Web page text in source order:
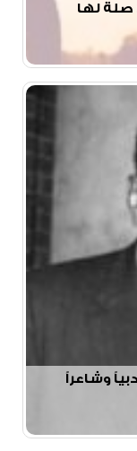
صلة لها
وشاعراً